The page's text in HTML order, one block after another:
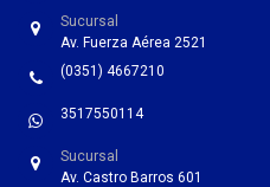
Sucursal
Av. Fuerza Aérea 2521
(0351) 4667210
3517550114
Sucursal
Av. Castro Barros 601